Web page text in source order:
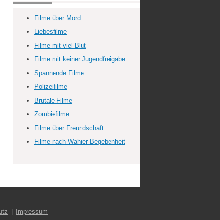
Filme über Mord
Liebesfilme
Filme mit viel Blut
Filme mit keiner Jugendfreigabe
Spannende Filme
Polizeifilme
Brutale Filme
Zombiefilme
Filme über Freundschaft
Filme nach Wahrer Begebenheit
Impressum